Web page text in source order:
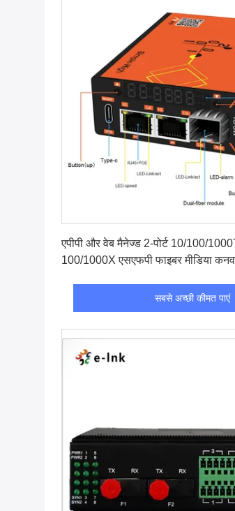
एपीपी और वेब मैनेज्ड 2-पोर्ट 10/100/
100/1000X एसएफपी फाइबर मीडिया
सबसे अच्छी कीमत पाएं